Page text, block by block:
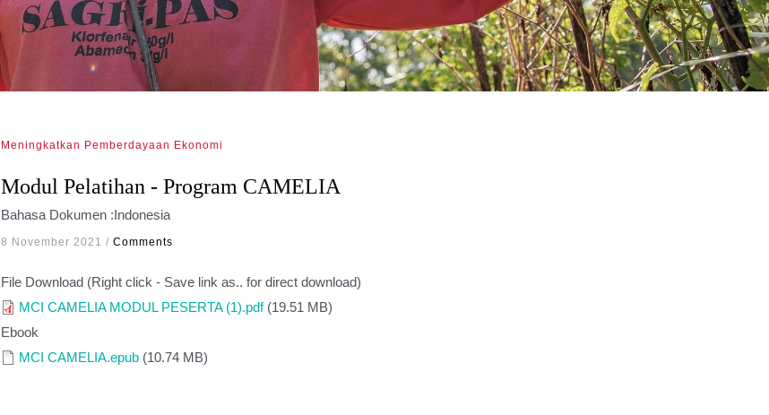
Meningkatkan Pemberdayaan Ekonomi
Modul Pelatihan - Program CAMELIA
Bahasa Dokumen :Indonesia
8 November 2021 / Comments
File Download (Right click - Save link as.. for direct download)
MCI CAMELIA MODUL PESERTA (1).pdf (19.51 MB)
Ebook
MCI CAMELIA.epub (10.74 MB)